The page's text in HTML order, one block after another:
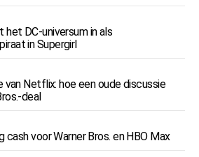
het DC-universum in als
in Supergirl
Netflix: hoe een oude discussie
deal
voor Warner Bros. en HBO Max